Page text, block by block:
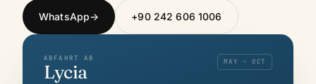
WhatsApp→ +90 242 606 1006
ABFAHRT AB
Lycia MAY – OCT